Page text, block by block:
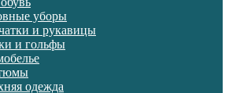
уборы
и рукавицы
и гольфы
одежда